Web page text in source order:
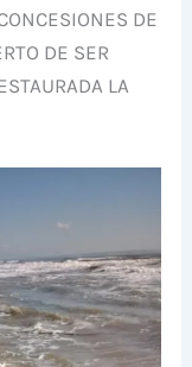
DE
DE SER
LA